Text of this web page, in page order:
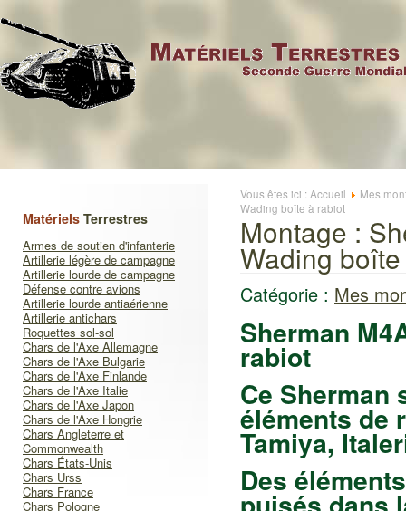
Matériels Terrestres
Armes de soutien d'infanterie
Artillerie légère de campagne
Artillerie lourde de campagne
Défense contre avions
Artillerie lourde antiaérienne
Artillerie antichars
Roquettes sol-sol
Chars de l'Axe Allemagne
Chars de l'Axe Bulgarie
Chars de l'Axe Finlande
Chars de l'Axe Italie
Chars de l'Axe Japon
Chars de l'Axe Hongrie
Chars Angleterre et
Commonwealth
Chars États-Unis
Chars Urss
Chars France
Chars Pologne
Vous êtes ici : Accueil
Mes
Wading boîte à rabiot
Montage :
Wading
Catégorie : Mes
Sherman
rabiot
Ce Sherman
éléments de
Tamiya,
Des